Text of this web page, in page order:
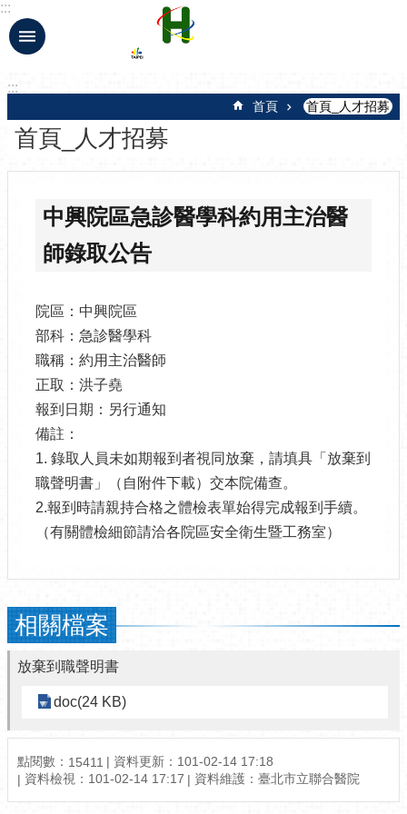
跳到主要內容區塊
:::
:::
首頁 首頁_人才招募
首頁_人才招募
中興院區急診醫學科約用主治醫
師錄取公告
院區：中興院區
部科：急診醫學科
職稱：約用主治醫師
正取：洪子堯
報到日期：另行通知
備註：
1. 錄取人員未如期報到者視同放棄，請填具「放棄到
職聲明書」（自附件下載）交本院備查。
2.報到時請親持合格之體檢表單始得完成報到手續。
（有關體檢細節請洽各院區安全衛生暨工務室）
相關檔案
放棄到職聲明書
doc(24 KB)
點閱數： 15411
資料更新：101-02-14 17:18
資料檢視：101-02-14 17:17
資料維護：臺北市立聯合醫院